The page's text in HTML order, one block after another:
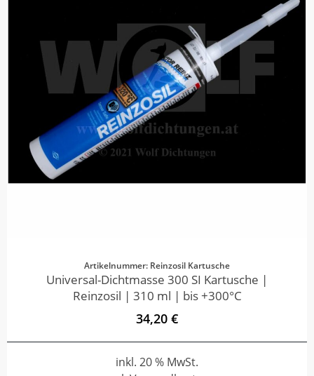
Artikelnummer: Reinzosil Kartusche
Universal-Dichtmasse 300 SI Kartusche |
Reinzosil | 310 ml | bis +300°C
34,20 €
inkl. 20 % MwSt.